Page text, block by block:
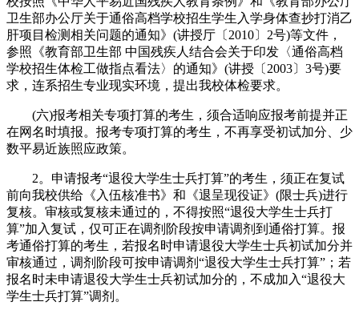
卫生部办公厅关于通俗高档学校招生学生入学身体查抄打消乙
肝项目检测相关问题的通知》(讲授厅〔2010〕2号)等文件，
参照《教育部卫生部 中国残疾人结合会关于印发〈通俗高档
学校招生体检工做指点看法〉的通知》(讲授〔2003〕3号)要
求，连系招生专业现实环境，提出我校体检要求。
(六)报考相关专项打算的考生，须合适响应报考前提并正
在网名时填报。报考专项打算的考生，不再享受初试加分、少
数平易近族照应政策。
2。申请报考“退役大学生士兵打算”的考生，须正在复试
前向我校供给《入伍核准书》和《退呈现役证》(限士兵)进行
复核。审核或复核未通过的，不得按照“退役大学生士兵打
算”加入复试，仅可正在调剂阶段按申请调剂到通俗打算。报
考通俗打算的考生，若报名时申请退役大学生士兵初试加分并
审核通过，调剂阶段可按申请调剂“退役大学生士兵打算”；若
报名时未申请退役大学生士兵初试加分的，不成加入“退役大
学生士兵打算”调剂。